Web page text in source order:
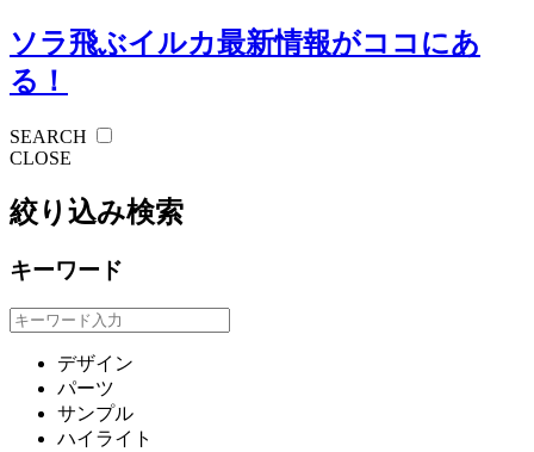
ソラ飛ぶイルカ最新情報がココにあ
る！
SEARCH
CLOSE
絞り込み検索
キーワード
デザイン
パーツ
サンプル
ハイライト